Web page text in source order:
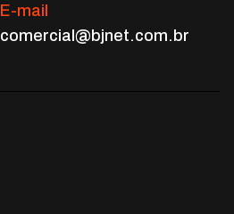
E-mail
comercial@bjnet.com.br